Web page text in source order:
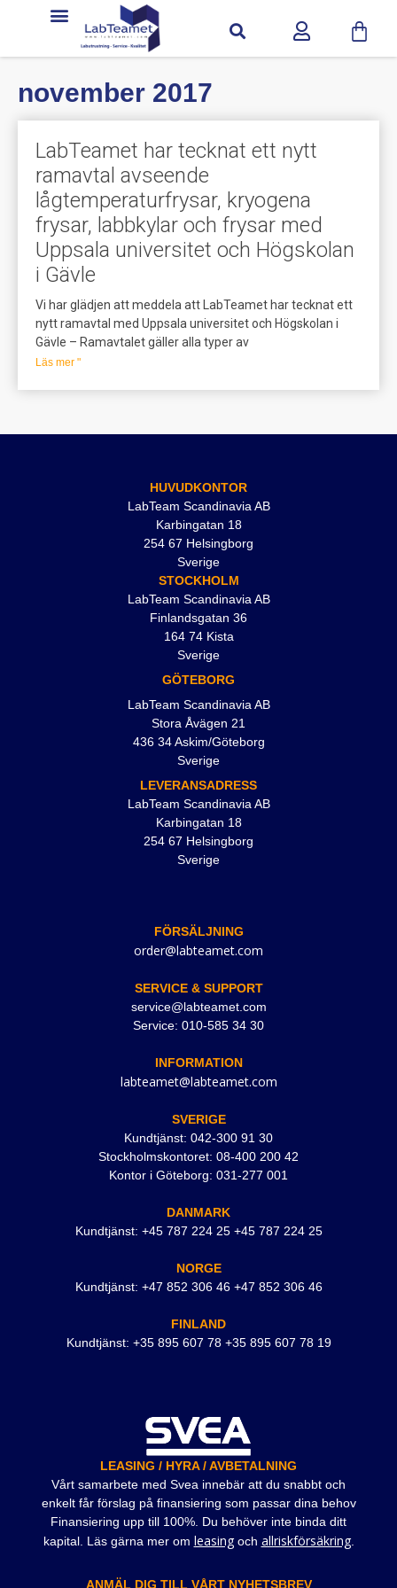
november 2017
LabTeamet har tecknat ett nytt
ramavtal avseende
lågtemperaturfrysar, kryogena
frysar, labbkylar och frysar med
Uppsala universitet och Högskolan
i Gävle
Vi har glädjen att meddela att LabTeamet har tecknat ett
nytt ramavtal med Uppsala universitet och Högskolan i
Gävle – Ramavtalet gäller alla typer av
Läs mer "
HUVUDKONTOR
LabTeam Scandinavia AB
Karbingatan 18
254 67 Helsingborg
Sverige
STOCKHOLM
LabTeam Scandinavia AB
Finlandsgatan 36
164 74 Kista
Sverige
GÖTEBORG
LabTeam Scandinavia AB
Stora Åvägen 21
436 34 Askim/Göteborg
Sverige
LEVERANSADRESS
LabTeam Scandinavia AB
Karbingatan 18
254 67 Helsingborg
Sverige
FÖRSÄLJNING
order@labteamet.com
SERVICE & SUPPORT
service@labteamet.com
Service: 010-585 34 30
INFORMATION
labteamet@labteamet.com
SVERIGE
Kundtjänst: 042-300 91 30
Stockholmskontoret: 08-400 200 42
Kontor i Göteborg: 031-277 001
DANMARK
Kundtjänst: +45 787 224 25 +45 787 224 25
NORGE
Kundtjänst: +47 852 306 46 +47 852 306 46
FINLAND
Kundtjänst: +35 895 607 78 +35 895 607 78 19
LEASING / HYRA / AVBETALNING
Vårt samarbete med Svea innebär att du snabbt och
enkelt får förslag på finansiering som passar dina behov
Finansiering upp till 100%. Du behöver inte binda ditt
kapital. Läs gärna mer om leasingoch allriskförsäkring.
ANMÄL DIG TILL VÅRT NYHETSBREV